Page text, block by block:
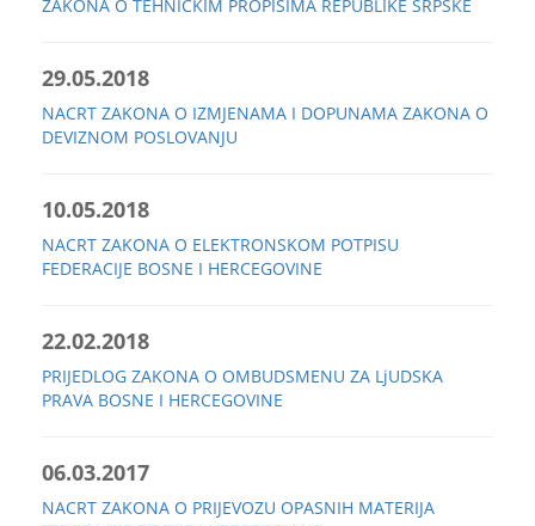
ZAKONA O TEHNIČKIM PROPISIMA REPUBLIKE SRPSKE
29.05.2018
NACRT ZAKONA O IZMJENAMA I DOPUNAMA ZAKONA O
DEVIZNOM POSLOVANJU
10.05.2018
NACRT ZAKONA O ELEKTRONSKOM POTPISU
FEDERACIJE BOSNE I HERCEGOVINE
22.02.2018
PRIJEDLOG ZAKONA O OMBUDSMENU ZA LjUDSKA
PRAVA BOSNE I HERCEGOVINE
06.03.2017
NACRT ZAKONA O PRIJEVOZU OPASNIH MATERIJA